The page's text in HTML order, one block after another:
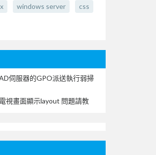
windows server css
伺服器的GPO派送執行弱掃
視畫面顯示layout 問題請教